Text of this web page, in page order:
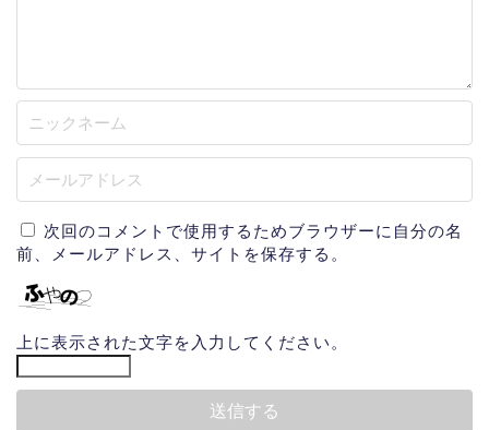
次回のコメントで使用するためブラウザーに自分の名
前、メールアドレス、サイトを保存する。
上に表示された文字を入力してください。